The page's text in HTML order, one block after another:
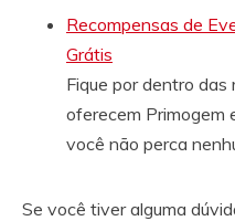
Recompensas de
Grátis
Fique por dentro
oferecem Primogem
você não perca
Se você tiver alguma